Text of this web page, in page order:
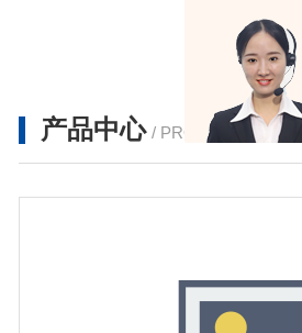
产品中心 / PRODUCTS